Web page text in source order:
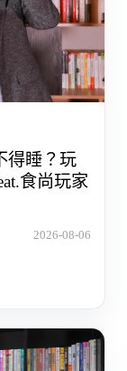
得睡？玩
食尚玩家
2026-08-06